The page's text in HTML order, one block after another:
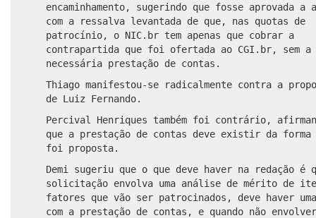
encaminhamento, sugerindo que fosse aprovada a
com a ressalva levantada de que, nas quotas de
patrocínio, o NIC.br tem apenas que cobrar a
contrapartida que foi ofertada ao CGI.br, sem a
necessária prestação de contas.
Thiago manifestou-se radicalmente contra a
de Luiz Fernando.
Percival Henriques também foi contrário,
que a prestação de contas deve existir da forma
foi proposta.
Demi sugeriu que o que deve haver na redação é
solicitação envolva uma análise de mérito de
fatores que vão ser patrocinados, deve haver uma
com a prestação de contas, e quando não envolver